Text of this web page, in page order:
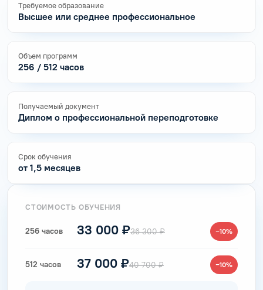
Требуемое образование
Высшее или среднее профессиональное
Объем программ
256 / 512 часов
Получаемый документ
Диплом о профессиональной переподготовке
Срок обучения
от 1,5 месяцев
СТОИМОСТЬ ОБУЧЕНИЯ
256 часов 33 000 ₽36 300 ₽ −10%
512 часов 37 000 ₽40 700 ₽ −10%